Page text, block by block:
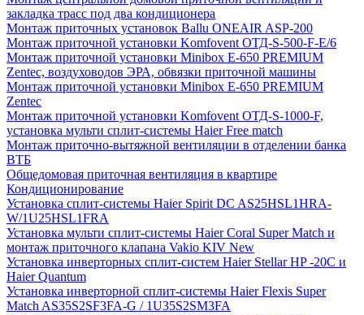
закладка трасс под два кондиционера
Монтаж приточных установок Ballu ONEAIR ASP-200
Монтаж приточной установки Komfovent ОТД-S-500-F-E/6
Монтаж приточной установки Minibox E-650 PREMIUM
Zentec, воздуховодов ЭРА, обвязки приточной машины
Монтаж приточной установки Minibox E-650 PREMIUM
Zentec
Монтаж приточной установки Komfovent ОТД-S-1000-F,
установка мульти сплит-системы Haier Free match
Монтаж приточно-вытяжной вентиляции в отделении банка
ВТБ
Общедомовая приточная вентиляция в квартире
Кондиционирование
Установка сплит-системы Haier Spirit DC AS25HSL1HRA-
W/1U25HSL1FRA
Установка мульти сплит-системы Haier Coral Super Match и
монтаж приточного клапана Vakio KIV New
Установка инверторных сплит-систем Haier Stellar HP -20С и
Haier Quantum
Установка инверторной сплит-системы Haier Flexis Super
Match AS35S2SF3FA-G / 1U35S2SM3FA